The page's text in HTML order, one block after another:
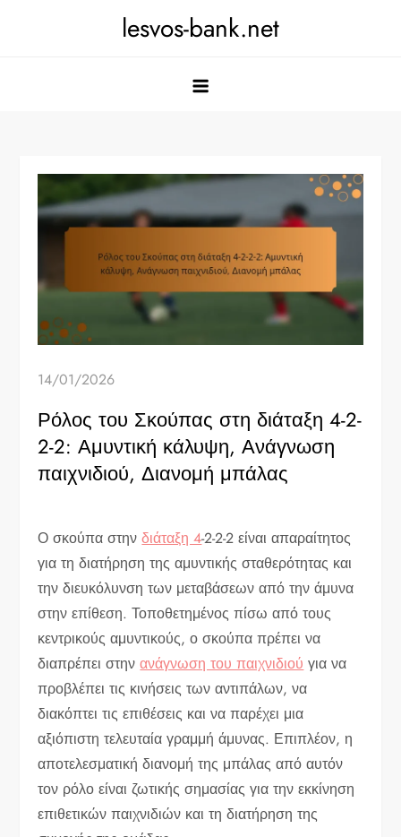
lesvos-bank.net
14/01/2026
Ρόλος του Σκούπας στη διάταξη 4-2-
2-2: Αμυντική κάλυψη, Ανάγνωση
παιχνιδιού, Διανομή μπάλας
Ο σκούπα στηνδιάταξη 4-2-2-2 είναι απαραίτητος
για τη διατήρηση της αμυντικής σταθερότητας και
την διευκόλυνση των μεταβάσεων από την άμυνα
στην επίθεση. Τοποθετημένος πίσω από τους
κεντρικούς αμυντικούς, ο σκούπα πρέπει να
διαπρέπει στηνανάγνωση του παιχνιδιού για να
προβλέπει τις κινήσεις των αντιπάλων, να
διακόπτει τις επιθέσεις και να παρέχει μια
αξιόπιστη τελευταία γραμμή άμυνας. Επιπλέον, η
αποτελεσματική διανομή της μπάλας από αυτόν
τον ρόλο είναι ζωτικής σημασίας για την εκκίνηση
επιθετικών παιχνιδιών και τη διατήρηση της